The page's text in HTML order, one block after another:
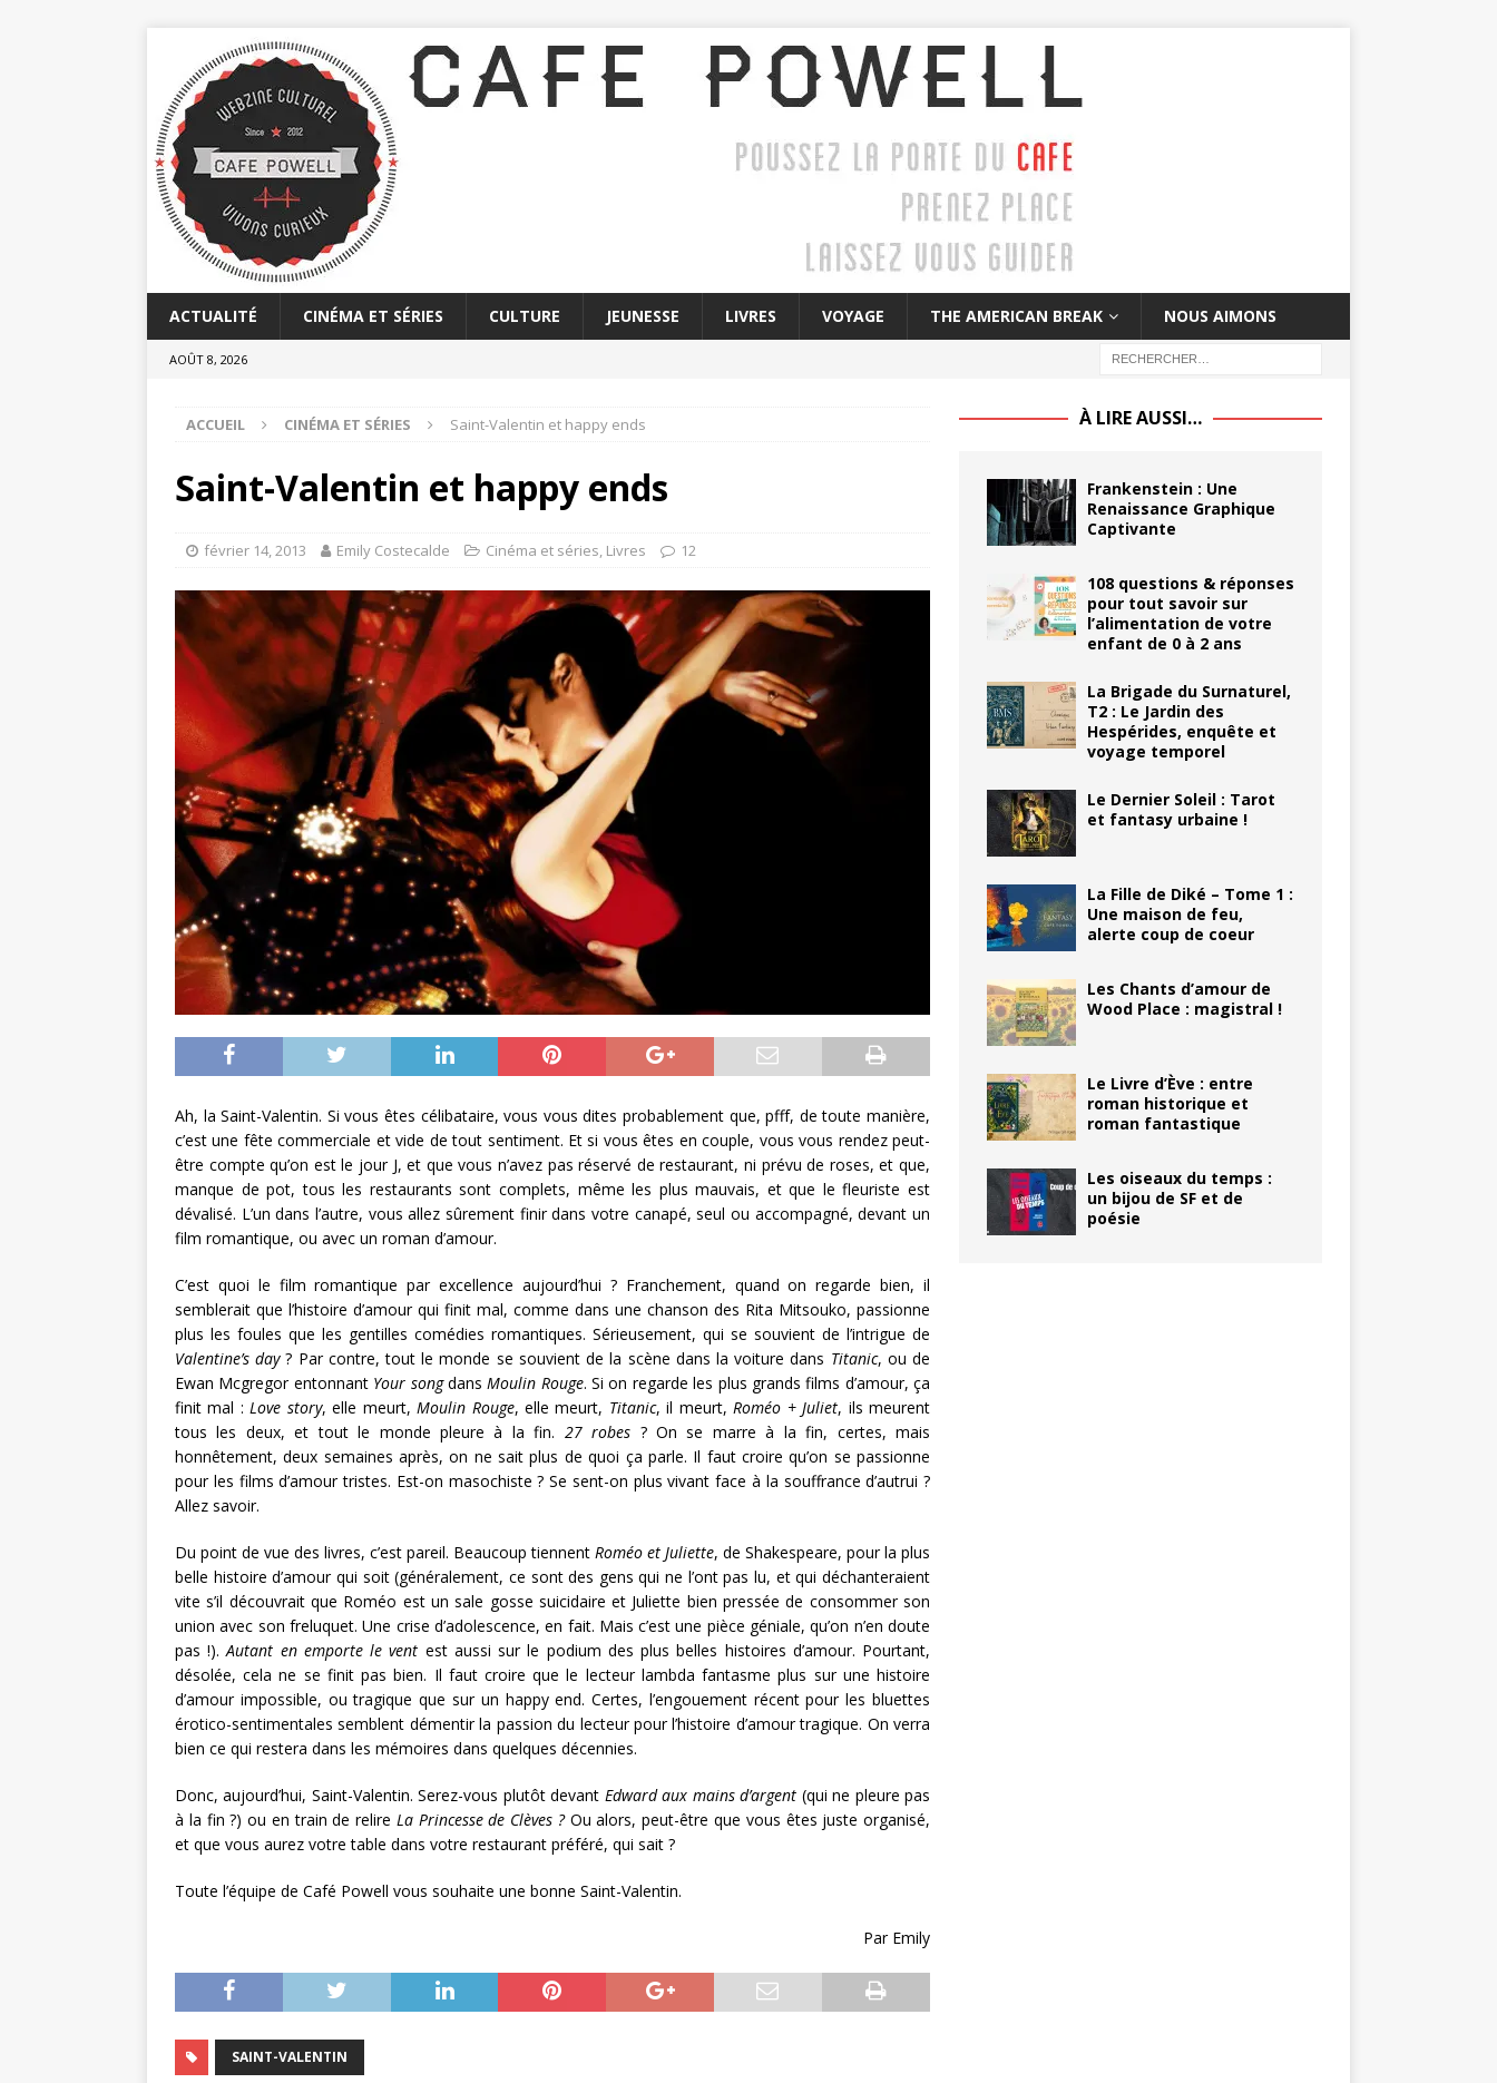
ACTUALITÉ CINÉMA ET SÉRIES CULTURE JEUNESSE LIVRES VOYAGE THE AMERICAN BREAK NOUS AIMONS
AOÛT 8, 2026
ACCUEIL CINÉMA ET SÉRIES Saint-Valentin et happy ends
Saint-Valentin et happy ends
février 14, 2013 Emily Costecalde Cinéma et séries, Livres 12
Ah, la Saint-Valentin. Si vous êtes célibataire, vous vous dites probablement que, pfff, de toute manière,
c’est une fête commerciale et vide de tout sentiment. Et si vous êtes en couple, vous vous rendez peut-
être compte qu’on est le jour J, et que vous n’avez pas réservé de restaurant, ni prévu de roses, et que,
manque de pot, tous les restaurants sont complets, même les plus mauvais, et que le fleuriste est
dévalisé. L’un dans l’autre, vous allez sûrement finir dans votre canapé, seul ou accompagné, devant un
film romantique, ou avec un roman d’amour.
C’est quoi le film romantique par excellence aujourd’hui ? Franchement, quand on regarde bien, il
semblerait que l’histoire d’amour qui finit mal, comme dans une chanson des Rita Mitsouko, passionne
plus les foules que les gentilles comédies romantiques. Sérieusement, qui se souvient de l’intrigue de
Valentine’s day? Par contre, tout le monde se souvient de la scène dans la voiture dans Titanic, ou de
Ewan Mcgregor entonnant Your songdans Moulin Rouge. Si on regarde les plus grands films d’amour, ça
finit mal :Love story, elle meurt,Moulin Rouge, elle meurt, Titanic, il meurt,Roméo + Juliet, ils meurent
tous les deux, et tout le monde pleure à la fin. 27 robes ? On se marre à la fin, certes, mais
honnêtement, deux semaines après, on ne sait plus de quoi ça parle. Il faut croire qu’on se passionne
pour les films d’amour tristes. Est-on masochiste ? Se sent-on plus vivant face à la souffrance d’autrui ?
Allez savoir.
Du point de vue des livres, c’est pareil. Beaucoup tiennentRoméo et Juliette, de Shakespeare, pour la plus
belle histoire d’amour qui soit (généralement, ce sont des gens qui ne l’ont pas lu, et qui déchanteraient
vite s’il découvrait que Roméo est un sale gosse suicidaire et Juliette bien pressée de consommer son
union avec son freluquet. Une crise d’adolescence, en fait. Mais c’est une pièce géniale, qu’on n’en doute
pas !).Autant en emporte le vent est aussi sur le podium des plus belles histoires d’amour. Pourtant,
désolée, cela ne se finit pas bien. Il faut croire que le lecteur lambda fantasme plus sur une histoire
d’amour impossible, ou tragique que sur un happy end. Certes, l’engouement récent pour les bluettes
érotico-sentimentales semblent démentir la passion du lecteur pour l’histoire d’amour tragique. On verra
bien ce qui restera dans les mémoires dans quelques décennies.
Donc, aujourd’hui, Saint-Valentin. Serez-vous plutôt devant Edward aux mains d’argent (qui ne pleure pas
à la fin ?) ou en train de relire La Princesse de Clèves ?Ou alors, peut-être que vous êtes juste organisé,
et que vous aurez votre table dans votre restaurant préféré, qui sait ?
Toute l’équipe de Café Powell vous souhaite une bonne Saint-Valentin.
Par Emily
SAINT-VALENTIN
À LIRE AUSSI…
Frankenstein : Une
Renaissance Graphique
Captivante
108 questions & réponses
pour tout savoir sur
l’alimentation de votre
enfant de 0 à 2 ans
La Brigade du Surnaturel,
T2 : Le Jardin des
Hespérides, enquête et
voyage temporel
Le Dernier Soleil : Tarot
et fantasy urbaine !
La Fille de Diké – Tome 1 :
Une maison de feu,
alerte coup de coeur
Les Chants d’amour de
Wood Place : magistral !
Le Livre d’Ève : entre
roman historique et
roman fantastique
Les oiseaux du temps :
un bijou de SF et de
poésie